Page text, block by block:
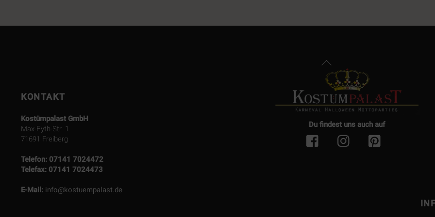
Back
Top
KONTAKT
Kostümpalast GmbH
Max-Eyth-Str. 1
71691 Freiberg
Telefon: 07141 7024472
Telefax: 07141 7024473
E-Mail: info@kostuempalast.de
Du findest uns auch auf